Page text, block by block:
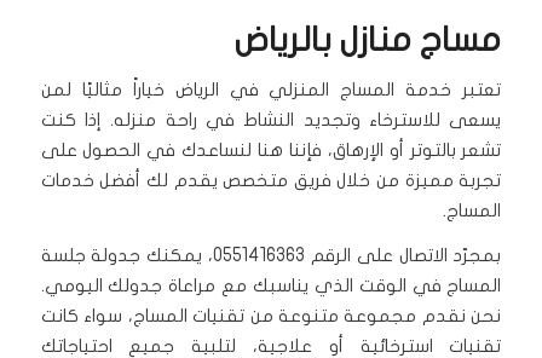
مساج منازل بالرياض
تعتبر خدمة المساج المنزلي في الرياض خياراً مثاليًا لمن
يسعى للاسترخاء وتجديد النشاط في راحة منزله. إذا كنت
تشعر بالتوتر أو الإرهاق، فإننا هنا لنساعدك في الحصول على
تجربة مميزة من خلال فريق متخصص يقدم لك أفضل خدمات
المساج.
بمجرّد الاتصال على الرقم 0551416363، يمكنك جدولة جلسة
المساج في الوقت الذي يناسبك مع مراعاة جدولك اليومي.
نحن نقدم مجموعة متنوعة من تقنيات المساج، سواء كانت
تقنيات استرخائية أو علاجية، لتلبية جميع احتياجاتك